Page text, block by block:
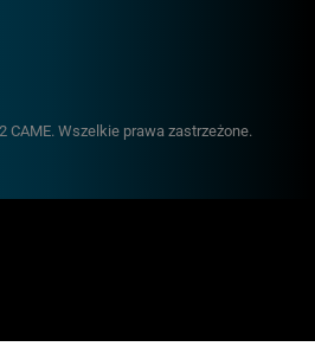
CAME. Wszelkie prawa zastrzeżone.